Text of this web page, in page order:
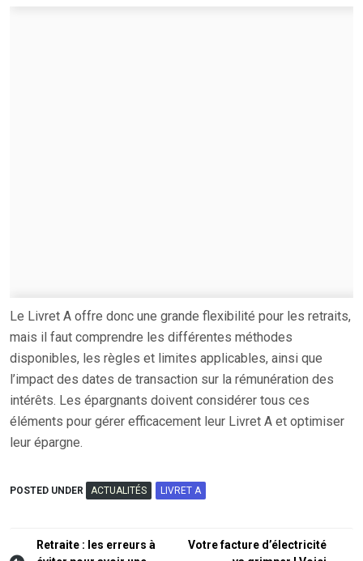
Le Livret A offre donc une grande flexibilité pour les retraits,
mais il faut comprendre les différentes méthodes
disponibles, les règles et limites applicables, ainsi que
l’impact des dates de transaction sur la rémunération des
intérêts. Les épargnants doivent considérer tous ces
éléments pour gérer efficacement leur Livret A et optimiser
leur épargne.
POSTED UNDER ACTUALITÉS LIVRET A
Navigation
Retraite : les erreurs à
Votre facture d’électricité